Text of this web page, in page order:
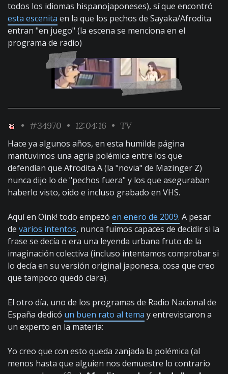
todos los idiomas hispanojaponeses), sí que encontró
esta escenita en la que los pechos de Sayaka/Afrodita
entran "en juego" (la escena se menciona en el
programa de radio)
• #34970 • 12:04:16 • TV
Hace ya algunos años, en esta humilde página
mantuvimos una agria polémica entre los que
defendían que Afrodita A (la "novia" de Mazinger Z)
nunca dijo lo de "pechos fuera" y los que aseguraban
haberlo visto, oido e incluso grabado en VHS.
Aquí en Oink! todo empezó en enero de 2009. A pesar
de varios intentos, nunca fuimos capaces de decidir si la
frase se decía o era una leyenda urbana fruto de la
imaginación colectiva (incluso intentamos comprobar si
lo decía en su versión original japonesa, cosa que creo
que tampoco quedó clara).
El otro día, uno de los programas de Radio Nacional de
España dedicó un buen rato al tema y entrevistaron a
un experto en la materia:
Yo creo que con esto queda zanjada la polémica (al
menos hasta que alguien nos demuestre lo contrario